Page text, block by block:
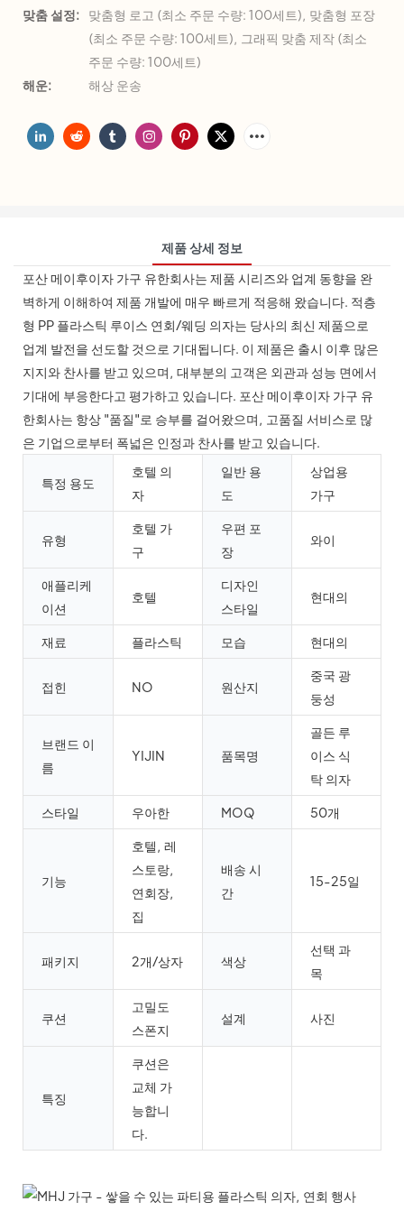
맞춤 설정:
맞춤형 로고 (최소 주문 수량: 100세트), 맞춤형 포장
(최소 주문 수량: 100세트), 그래픽 맞춤 제작 (최소
주문 수량: 100세트)
해운:
해상 운송
제품 상세 정보
포산 메이후이자 가구 유한회사는 제품 시리즈와 업계 동향을 완
벽하게 이해하여 제품 개발에 매우 ​​빠르게 적응해 왔습니다. 적층
형 PP 플라스틱 루이스 연회/웨딩 의자는 당사의 최신 제품으로
업계 발전을 선도할 것으로 기대됩니다. 이 제품은 출시 이후 많은
지지와 찬사를 받고 있으며, 대부분의 고객은 외관과 성능 면에서
기대에 부응한다고 평가하고 있습니다. 포산 메이후이자 가구 유
한회사는 항상 "품질"로 승부를 걸어왔으며, 고품질 서비스로 많
은 기업으로부터 폭넓은 인정과 찬사를 받고 있습니다.
특정 용도
호텔 의
자
일반 용
도
상업용
가구
유형
호텔 가
구
우편 포
장
와이
애플리케
이션
호텔
디자인
스타일
현대의
재료 플라스틱 모습 현대의
접힌 NO 원산지
중국 광
둥성
브랜드 이
름
YIJIN 품목명
골든 루
이스 식
탁 의자
스타일 우아한 MOQ 50개
기능
호텔, 레
스토랑,
연회장,
집
배송 시
간
15-25일
패키지 2개/상자 색상
선택 과
목
쿠션
고밀도
스폰지
설계 사진
특징
쿠션은
교체 가
능합니
다.